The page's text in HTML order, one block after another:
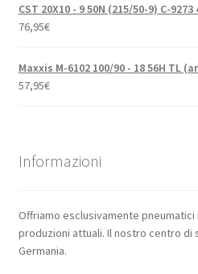
CST 20X10 - 9 50N (215/50-9) C-9273
76,95€
Maxxis M-6102 100/90 - 18 56H TL
57,95€
Informazioni
Offriamo esclusivamente
produzioni attuali. Il nostro centro di
Germania.